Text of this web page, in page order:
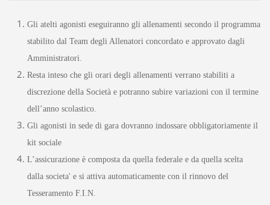
Gli atelti agonisti eseguiranno gli allenamenti secondo il programma
stabilito dal Team degli Allenatori concordato e approvato dagli
Amministratori.
Resta inteso che gli orari degli allenamenti verrano stabiliti a
discrezione della Società e potranno subire variazioni con il termine
dell’anno scolastico.
Gli agonisti in sede di gara dovranno indossare obbligatoriamente il
kit sociale
L’assicurazione è composta da quella federale e da quella scelta
dalla societa' e si attiva automaticamente con il rinnovo del
Tesseramento F.I.N.